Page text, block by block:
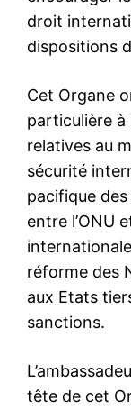
droit
dispositions
Cet Organe
particulière à
relatives au
sécurité
pacifique
entre l’ONU
réforme des
aux Etats
sanctions.
tête de cet